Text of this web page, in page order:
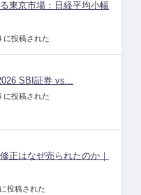
東京市場：日経平均小幅
に投稿された
SBI証券 vs...
に投稿された
正はなぜ売られたのか｜
投稿された